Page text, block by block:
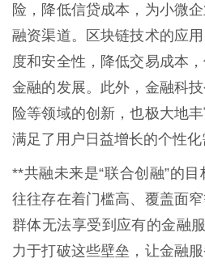
险，降低信贷成本，为小微
融资渠道。区块链技术的应
度和安全性，降低交易成本
金融的发展。此外，金融科
险等领域的创新，也极大地
满足了用户日益增长的个性化
**共融未来是“联合创融”的
往往存在着门槛高、覆盖面
群体无法享受到应有的金融
力于打破这些壁垒，让金融